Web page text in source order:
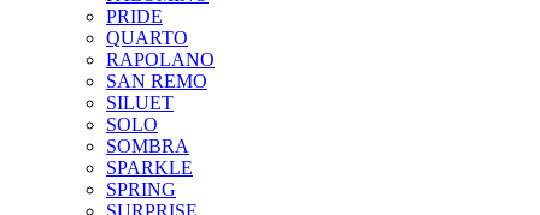
PRIDE
QUARTO
RAPOLANO
SAN REMO
SILUET
SOLO
SOMBRA
SPARKLE
SPRING